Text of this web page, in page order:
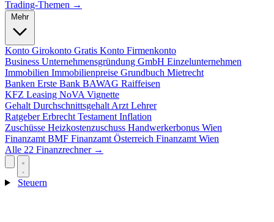
Trading-Themen →
Mehr
Konto Girokonto Gratis Konto Firmenkonto
Business Unternehmensgründung GmbH Einzelunternehmen
Immobilien Immobilienpreise Grundbuch Mietrecht
Banken Erste Bank BAWAG Raiffeisen
KFZ Leasing NoVA Vignette
Gehalt Durchschnittsgehalt Arzt Lehrer
RatgeberErbrecht Testament Inflation
Zuschüsse Heizkostenzuschuss Handwerkerbonus Wien
Finanzamt BMF Finanzamt Österreich Finanzamt Wien
Alle 22 Finanzrechner →
Steuern